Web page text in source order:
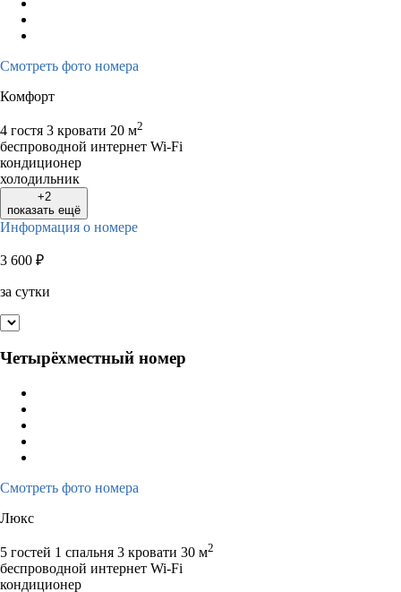
Смотреть фото номера
Комфорт
4 гостя 3 кровати 20 м2
беспроводной интернет Wi-Fi
кондиционер
холодильник
+2
показать ещё
Информация о номере
3 600 ₽
за сутки
Четырёхместный номер
Смотреть фото номера
Люкс
5 гостей 1 спальня 3 кровати 30 м2
беспроводной интернет Wi-Fi
кондиционер